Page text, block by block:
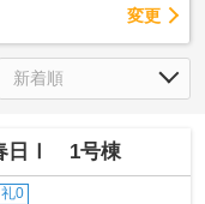
変更
日Ⅰ 1号棟
礼0